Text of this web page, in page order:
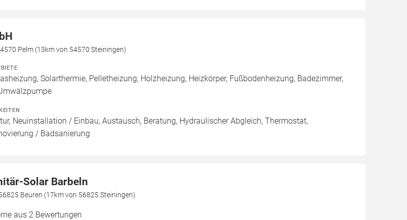
Pelm (13km von 54570 Steiningen)
Solarthermie, Pelletheizung, Holzheizung, Heizkörper, Fußbodenheizung, Badezimmer,
Neuinstallation / Einbau, Austausch, Beratung, Hydraulischer Abgleich, Thermostat,
/ Badsanierung
Solar Barbeln
Beuren (17km von 56825 Steiningen)
aus 2 Bewertungen